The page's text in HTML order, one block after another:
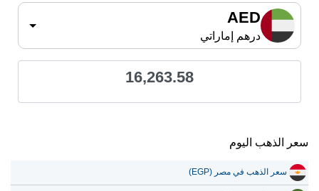
AED
درهم إماراتي
16,263.58
سعر الذهب اليوم
سعر الذهب في مصر (EGP)